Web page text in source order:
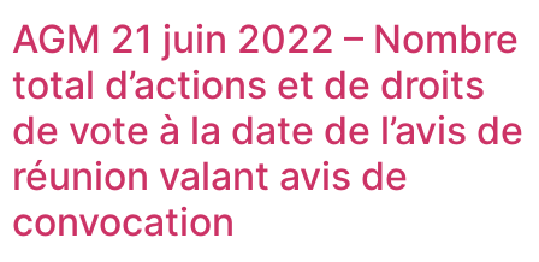
AGM 21 juin 2022 – Nombre
total d’actions et de droits
de vote à la date de l’avis de
réunion valant avis de
convocation